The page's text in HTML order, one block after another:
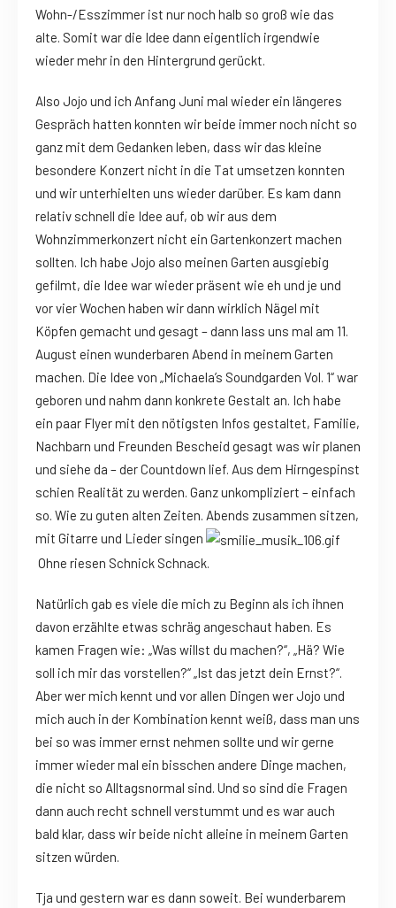
Wohn-/Esszimmer ist nur noch halb so groß wie das
alte. Somit war die Idee dann eigentlich irgendwie
wieder mehr in den Hintergrund gerückt.
Also Jojo und ich Anfang Juni mal wieder ein längeres
Gespräch hatten konnten wir beide immer noch nicht so
ganz mit dem Gedanken leben, dass wir das kleine
besondere Konzert nicht in die Tat umsetzen konnten
und wir unterhielten uns wieder darüber. Es kam dann
relativ schnell die Idee auf, ob wir aus dem
Wohnzimmerkonzert nicht ein Gartenkonzert machen
sollten. Ich habe Jojo also meinen Garten ausgiebig
gefilmt, die Idee war wieder präsent wie eh und je und
vor vier Wochen haben wir dann wirklich Nägel mit
Köpfen gemacht und gesagt – dann lass uns mal am 11.
August einen wunderbaren Abend in meinem Garten
machen. Die Idee von „Michaela’s Soundgarden Vol. 1“ war
geboren und nahm dann konkrete Gestalt an. Ich habe
ein paar Flyer mit den nötigsten Infos gestaltet, Familie,
Nachbarn und Freunden Bescheid gesagt was wir planen
und siehe da – der Countdown lief. Aus dem Hirngespinst
schien Realität zu werden. Ganz unkompliziert – einfach
so. Wie zu guten alten Zeiten. Abends zusammen sitzen,
mit Gitarre und Lieder singen
Ohne riesen Schnick Schnack.
Natürlich gab es viele die mich zu Beginn als ich ihnen
davon erzählte etwas schräg angeschaut haben. Es
kamen Fragen wie: „Was willst du machen?“, „Hä? Wie
soll ich mir das vorstellen?“ „Ist das jetzt dein Ernst?“.
Aber wer mich kennt und vor allen Dingen wer Jojo und
mich auch in der Kombination kennt weiß, dass man uns
bei so was immer ernst nehmen sollte und wir gerne
immer wieder mal ein bisschen andere Dinge machen,
die nicht so Alltagsnormal sind. Und so sind die Fragen
dann auch recht schnell verstummt und es war auch
bald klar, dass wir beide nicht alleine in meinem Garten
sitzen würden.
Tja und gestern war es dann soweit. Bei wunderbarem